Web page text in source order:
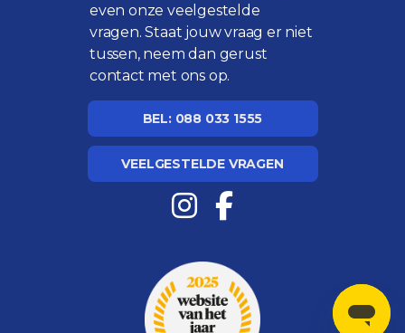
even onzeveelgestelde
vragen. Staat jouw vraag er niet
tussen, neem dan gerust
contact met ons op.
BEL: 088 033 1555
VEELGESTELDE VRAGEN